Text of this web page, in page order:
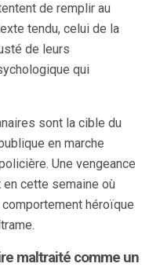
de remplir au
tendu, celui de la
de leurs
qui
sont la cible du
en marche
Une vengeance
cette semaine où
héroïque
maltraité comme un